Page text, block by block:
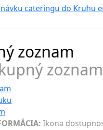
cateringu do Kruhu
zoznam
Ikona